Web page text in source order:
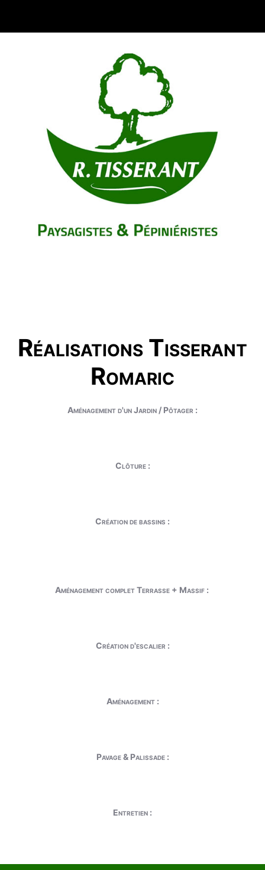
Réalisations Tisserant
Romaric
Aménagement d'un Jardin / Pôtager :
Clôture :
Création de bassins :
Aménagement complet Terrasse + Massif :
Création d'escalier :
Aménagement :
Pavage & Palissade :
Entretien :